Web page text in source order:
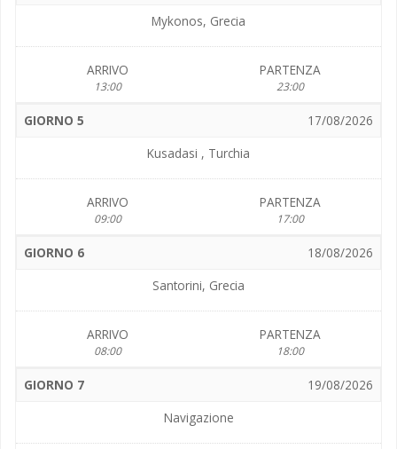
Mykonos, Grecia
ARRIVO
13:00
PARTENZA
23:00
GIORNO 5
17/08/2026
Kusadasi , Turchia
ARRIVO
09:00
PARTENZA
17:00
GIORNO 6
18/08/2026
Santorini, Grecia
ARRIVO
08:00
PARTENZA
18:00
GIORNO 7
19/08/2026
Navigazione